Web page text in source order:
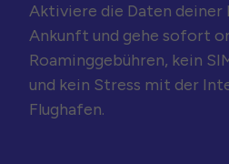
Aktiviere die Daten deiner
Ankunft und gehe sofort
Roaminggebühren, kein
und kein Stress mit der
Flughafen.